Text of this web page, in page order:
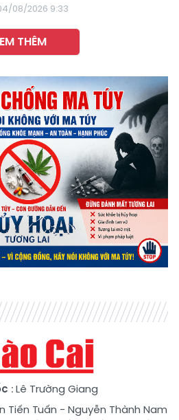
08/2026 9:33
THÊM
: Lê Trường Giang
Tiến Tuấn - Nguyễn Thành Nam